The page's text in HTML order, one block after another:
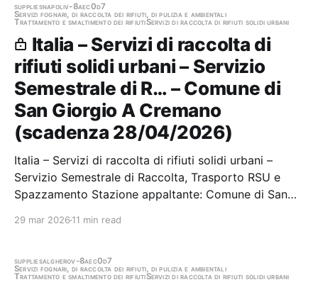
Settore Iii - Appalti e…
suppliesnapoliv-8aec0d7
Servizi fognari, di raccolta dei rifiuti, di pulizia e ambientali
Trattamento e smaltimento dei rifiutiServizi di raccolta di rifiuti solidi urbani
Italia – Servizi di raccolta di
rifiuti solidi urbani – Servizio
Semestrale di R… – Comune di
San Giorgio A Cremano
(scadenza 28/04/2026)
Italia – Servizi di raccolta di rifiuti solidi urbani –
Servizio Semestrale di Raccolta, Trasporto RSU e
Spazzamento Stazione appaltante: Comune di San
29 mar 2026 11 min read
suppliesalgherov-8aec0d7
Servizi fognari, di raccolta dei rifiuti, di pulizia e ambientali
Trattamento e smaltimento dei rifiutiServizi di raccolta di rifiuti solidi urbani